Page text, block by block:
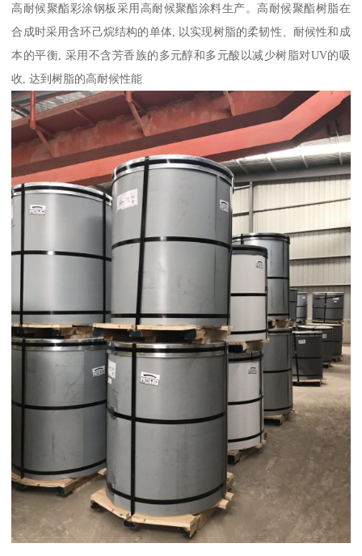
高耐候聚酯彩涂钢板采用高耐候聚酯涂料生产。高耐候聚酯树脂在
合成时采用含环己烷结构的单体, 以实现树脂的柔韧性、耐候性和成
本的平衡, 采用不含芳香族的多元醇和多元酸以减少树脂对UV的吸
收, 达到树脂的高耐候性能